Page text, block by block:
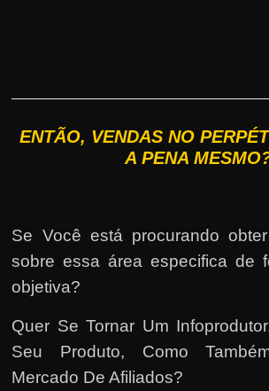
ENTÃO, VENDAS NO
A PENA
Se Você está procurando
sobre essa área especifica de
objetiva?
Quer Se Tornar Um
Seu Produto, Como
Mercado De Afiliados?